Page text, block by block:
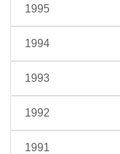
1995
1994
1993
1992
1991